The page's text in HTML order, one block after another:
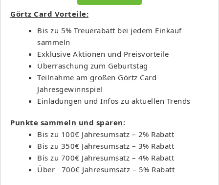
Görtz Card Vorteile:
Bis zu 5% Treuerabatt bei jedem Einkauf
sammeln
Exklusive Aktionen und Preisvorteile
Überraschung zum Geburtstag
Teilnahme am großen Görtz Card
Jahresgewinnspiel
Einladungen und Infos zu aktuellen Trends
Punkte sammeln und sparen:
Bis zu 100€ Jahresumsatz – 2% Rabatt
Bis zu 350€ Jahresumsatz – 3% Rabatt
Bis zu 700€ Jahresumsatz – 4% Rabatt
Über 700€ Jahresumsatz – 5% Rabatt